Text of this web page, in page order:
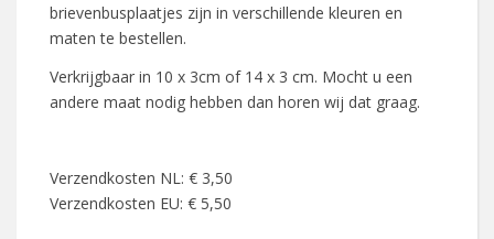
brievenbusplaatjes zijn in verschillende kleuren en
maten te bestellen.
Verkrijgbaar in 10 x 3cm of 14 x 3 cm. Mocht u een
andere maat nodig hebben dan horen wij dat graag.
Verzendkosten NL: € 3,50
Verzendkosten EU: € 5,50